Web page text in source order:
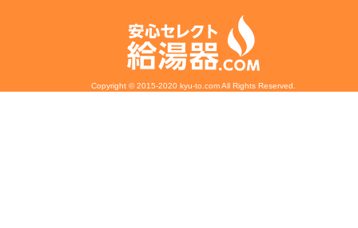
Copyright © 2015-2020 kyu-to.com All Rights Reserved.